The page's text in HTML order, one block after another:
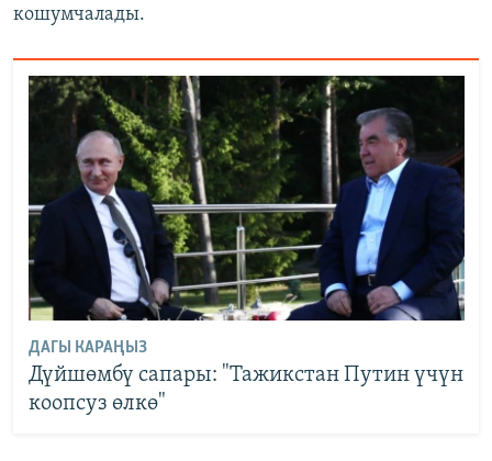
кошумчалады.
ДАГЫ КАРАҢЫЗ
Дүйшөмбү cапары: "Тажикстан Путин үчүн
коопсуз өлкө"